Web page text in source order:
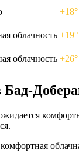
+18°
облачность +19°
облачность +26°